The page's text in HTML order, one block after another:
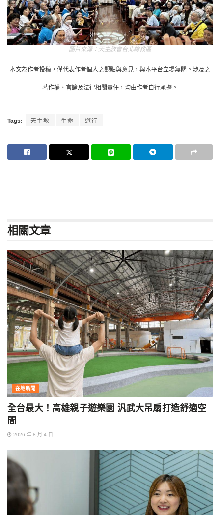
天主教會台北總教區
本文為作者投稿，僅代表作者個人之觀點與意見，與本平台立場無關。涉及之
著作權、言論及法律相關責任，均由作者自行承擔。
Tags: 天主教 生命 遊行
相關文章
在地新聞
全台最大！高雄親子遊樂園 汎武大吊扇打造舒適空
間
2026 年 8 月 4 日